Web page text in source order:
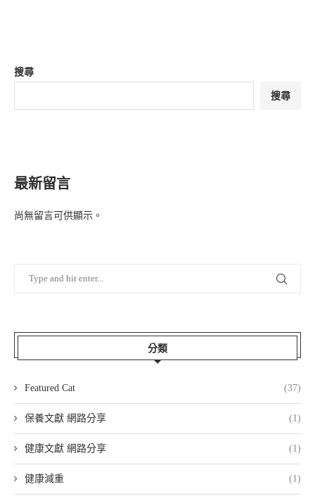
搜尋
搜尋
最新留言
尚無留言可供顯示。
分類
Featured Cat (37)
保養文獻 網路分享 (1)
健康文獻 網路分享 (1)
健康減重 (1)